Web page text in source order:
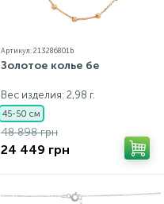
Артикул: 213286801b
Золотое колье бе
Вес изделия: 2,98 г.
45-50 см
48 898 грн
24 449 грн